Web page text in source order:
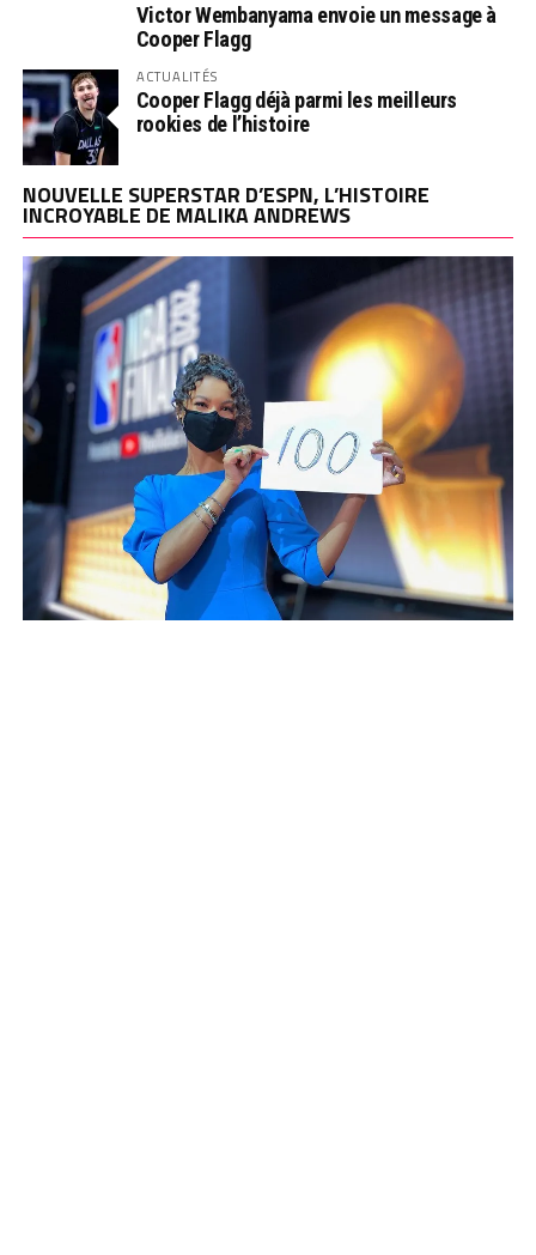
Victor Wembanyama envoie un message à
Cooper Flagg
ACTUALITÉS
Cooper Flagg déjà parmi les meilleurs
rookies de l’histoire
NOUVELLE SUPERSTAR D’ESPN, L’HISTOIRE
INCROYABLE DE MALIKA ANDREWS